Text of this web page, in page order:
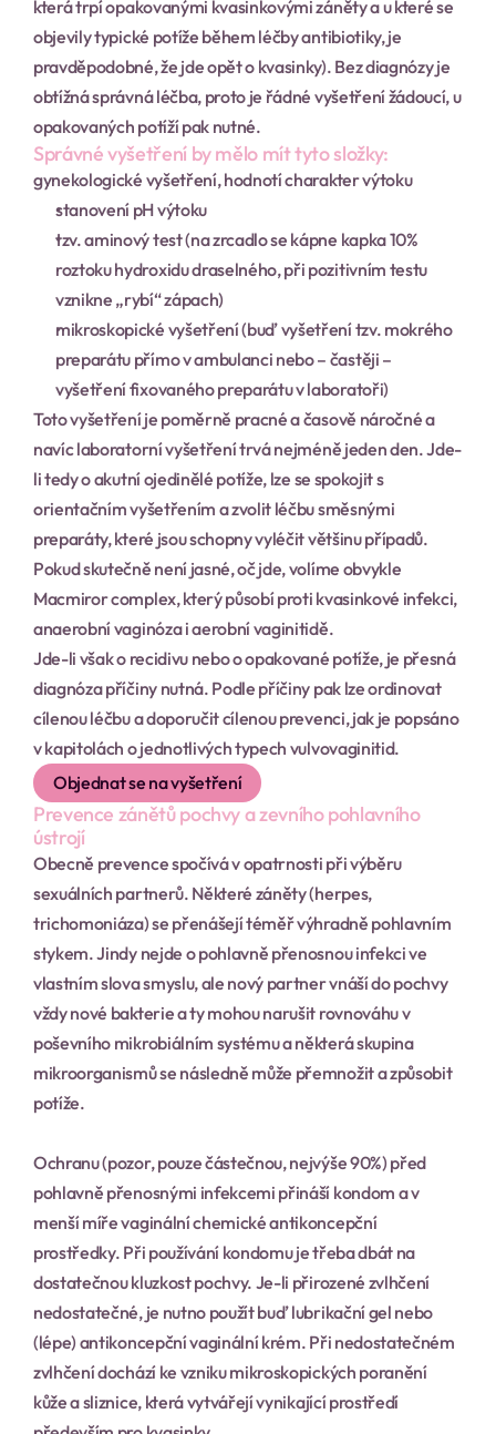
která trpí opakovanými kvasinkovými záněty a u které se
objevily typické potíže během léčby antibiotiky, je
pravděpodobné, že jde opět o kvasinky). Bez diagnózy je
obtížná správná léčba, proto je řádné vyšetření žádoucí, u
opakovaných potíží pak nutné.
Správné vyšetření by mělo mít tyto složky:
gynekologické vyšetření, hodnotí charakter výtoku
stanovení pH výtoku
tzv. aminový test (na zrcadlo se kápne kapka 10%
roztoku hydroxidu draselného, při pozitivním testu
vznikne „rybí“ zápach)
mikroskopické vyšetření (buď vyšetření tzv. mokrého
preparátu přímo v ambulanci nebo – častěji –
vyšetření fixovaného preparátu v laboratoři)
Toto vyšetření je poměrně pracné a časově náročné a
navíc laboratorní vyšetření trvá nejméně jeden den. Jde-
li tedy o akutní ojedinělé potíže, lze se spokojit s
orientačním vyšetřením a zvolit léčbu směsnými
preparáty, které jsou schopny vyléčit většinu případů.
Pokud skutečně není jasné, oč jde, volíme obvykle
Macmiror complex, který působí proti kvasinkové infekci,
anaerobní vaginóza i aerobní vaginitidě.
Jde-li však o recidivu nebo o opakované potíže, je přesná
diagnóza příčiny nutná. Podle příčiny pak lze ordinovat
cílenou léčbu a doporučit cílenou prevenci, jak je popsáno
v kapitolách o jednotlivých typech vulvovaginitid.
Objednat se na vyšetření
Prevence zánětů pochvy a zevního pohlavního
ústrojí
Obecně prevence spočívá v opatrnosti při výběru
sexuálních partnerů. Některé záněty (herpes,
trichomoniáza) se přenášejí téměř výhradně pohlavním
stykem. Jindy nejde o pohlavně přenosnou infekci ve
vlastním slova smyslu, ale nový partner vnáší do pochvy
vždy nové bakterie a ty mohou narušit rovnováhu v
poševního mikrobiálním systému a některá skupina
mikroorganismů se následně může přemnožit a způsobit
potíže.
Ochranu (pozor, pouze částečnou, nejvýše 90%) před
pohlavně přenosnými infekcemi přináší kondom a v
menší míře vaginální chemické antikoncepční
prostředky. Při používání kondomu je třeba dbát na
dostatečnou kluzkost pochvy. Je-li přirozené zvlhčení
nedostatečné, je nutno použít buď lubrikační gel nebo
(lépe) antikoncepční vaginální krém. Při nedostatečném
zvlhčení dochází ke vzniku mikroskopických poranění
kůže a sliznice, která vytvářejí vynikající prostředí